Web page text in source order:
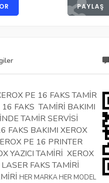
PAYLAŞ
PE 16 FAKS TAMİR
16 FAKS TAMİRİ BAKIMI
TAMİR SERVİSİ
FAKS BAKIMI XEROX
PE 16 PRINTER
YAZICI TAMİRİ XEROX
FAKS TAMİRİ
HER MARKA HER MODEL